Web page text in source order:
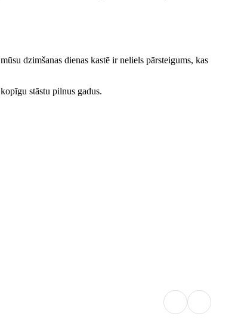
dzimšanas dienas kastē ir neliels pārsteigums, kas
stāstu pilnus gadus.